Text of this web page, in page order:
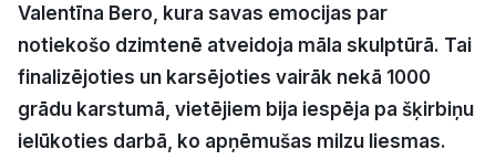
Sludinājumi
Pasākumi
Reklāma
Valentīna Bero, kura savas emocijas par
notiekošo dzimtenē atveidoja māla skulptūrā. Tai
finalizējoties un karsējoties vairāk nekā 1000
grādu karstumā, vietējiem bija iespēja pa šķirbiņu
ielūkoties darbā, ko apņēmušas milzu liesmas.